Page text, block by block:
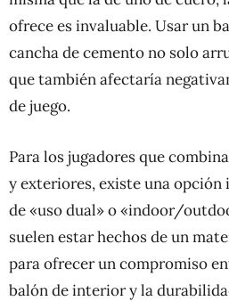
ofrece es invaluable. Usar un
cancha de cemento no solo
que también afectaría
de juego.
Para los jugadores que
y exteriores, existe una opción
de «uso dual» o «indoor/
suelen estar hechos de un
para ofrecer un compromiso
balón de interior y la